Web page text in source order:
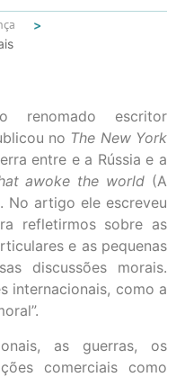
escritor
no The New York
entre e a Rússia e a
awoke the world (A
No artigo ele escreveu
refletirmos sobre as
e as pequenas
discussões morais.
internacionais, como a
as guerras, os
comerciais como